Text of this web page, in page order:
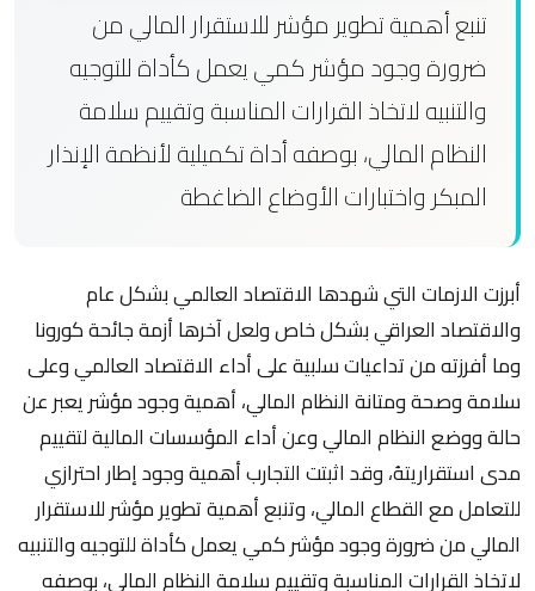
تنبع أهمية تطوير مؤشر للاستقرار المالي من
ضرورة وجود مؤشر كمي يعمل كأداة للتوجيه
والتنبيه لاتخاذ القرارات المناسبة وتقييم سلامة
النظام المالي، بوصفه أداة تكميلية لأنظمة الإنذار
المبكر واختبارات الأوضاع الضاغطة
أبرزت الازمات التي شهدها الاقتصاد العالمي بشكل عام
والاقتصاد العراقي بشكل خاص ولعل آخرها أزمة جائحة كورونا
وما أفرزته من تداعيات سلبية على أداء الاقتصاد العالمي وعلى
سلامة وصحة ومتانة النظام المالي، أهمية وجود مؤشر يعبر عن
حالة ووضع النظام المالي وعن أداء المؤسسات المالية لتقييم
مدى استقراريتهُ، وقد اثبتت التجارب أهمية وجود إطار احترازي
للتعامل مع القطاع المالي، وتنبع أهمية تطوير مؤشر للاستقرار
المالي من ضرورة وجود مؤشر كمي يعمل كأداة للتوجيه والتنبيه
لاتخاذ القرارات المناسبة وتقييم سلامة النظام المالي، بوصفه